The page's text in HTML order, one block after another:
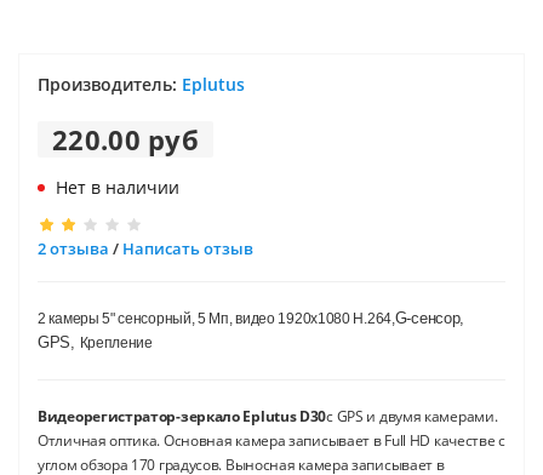
Производитель: Eplutus
220.00 руб
Нет в наличии
2 отзыва / Написать отзыв
2 камеры 5" сенсорный, 5 Мп, видео 1920х1080 H.264, G-сенсор,
GPS,
Крепление
Видеорегистратор-зеркало Eplutus D30с GPS и двумя камерами.
Отличная оптика. Основная камера записывает в Full HD качестве с
углом обзора 170 градусов. Выносная камера записывает в